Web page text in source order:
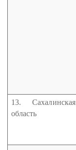
13. Сахалинская
область